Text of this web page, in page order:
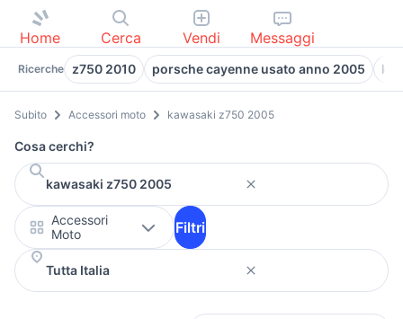
Home Cerca Vendi Messaggi
Ricerche z750 2010 porsche cayenne usato anno 2005
Subito Accessori moto kawasaki z750 2005
Cosa cerchi?
Accessori
Moto
Filtri